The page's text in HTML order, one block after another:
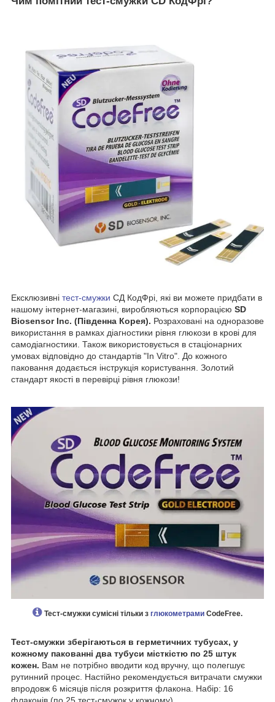
Ексклюзивні тест-смужки СД КодФрі, які ви можете придбати в
нашому інтернет-магазині, виробляються корпорацією SD
Biosensor Inc. (Південна Корея). Розраховані на одноразове
використання в рамках діагностики рівня глюкози в крові для
самодіагностики. Також використовується в стаціонарних
умовах відповідно до стандартів "In Vitro". До кожного
паковання додається інструкція користування. Золотий
стандарт якості в перевірці рівня глюкози!
Тест-смужки сумісні тільки з глюкометрами CodeFree.
Тест-смужки зберігаються в герметичних тубусах, у
кожному пакованні два тубуси місткістю по 25 штук
кожен. Вам не потрібно вводити код вручну, що полегшує
рутинний процес. Настійно рекомендується витрачати смужки
впродовж 6 місяців після розкриття флакона. Набір: 16